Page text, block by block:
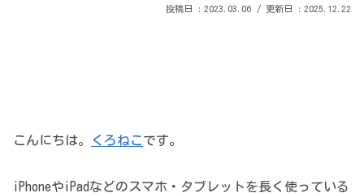
2023.03.06 2025.12.22
こんにちは。 くろねこです。
iPhoneやiPadなどのスマホ・タブレットを長く使っている